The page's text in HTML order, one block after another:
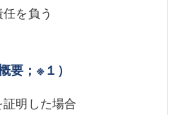
を負う
；※１）
明した場合